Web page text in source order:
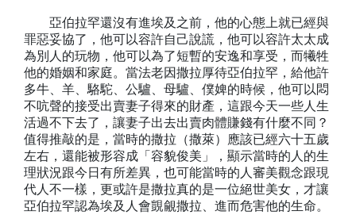
亞伯拉罕還沒有進埃及之前，他的心態上就已經與
罪惡妥協了，他可以容許自己說謊，他可以容許太太成
為別人的玩物，他可以為了短暫的安逸和享受，而犧牲
他的婚姻和家庭。當法老因撒拉厚待亞伯拉罕，給他許
多牛、羊、駱駝、公驢、母驢、僕婢的時候，他可以悶
不吭聲的接受出賣妻子得來的財產，這跟今天一些人生
活過不下去了，讓妻子出去出賣肉體賺錢有什麼不同？
值得推敲的是，當時的撒拉（撒萊）應該已經六十五歲
左右，還能被形容成「容貌俊美」，顯示當時的人的生
理狀況跟今日有所差異，也可能當時的人審美觀念跟現
代人不一樣，更或許是撒拉真的是一位絕世美女，才讓
亞伯拉罕認為埃及人會覬覦撒拉、進而危害他的生命。